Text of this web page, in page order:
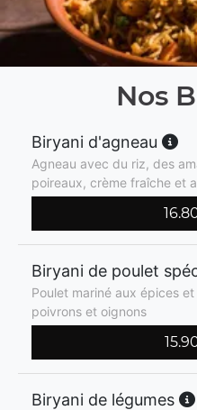
Nos
Biryani d'agneau
Agneau avec du riz, des
poireaux, crème fraîche et
Biryani de poulet
Poulet mariné aux épices
poivrons et oignons
Biryani de légumes